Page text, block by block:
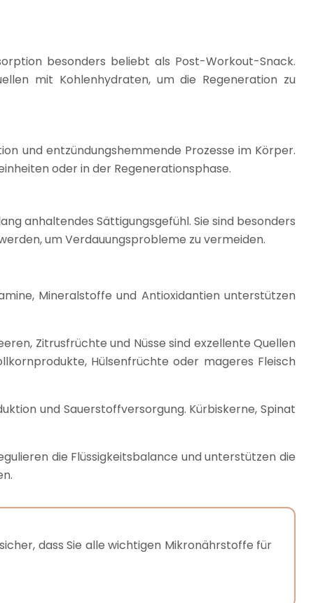
besonders beliebt als Post-Workout-Snack.
mit Kohlenhydraten, um die Regeneration zu
und entzündungshemmende Prozesse im Körper.
oder in der Regenerationsphase.
anhaltendes Sättigungsgefühl. Sie sind besonders
um Verdauungsprobleme zu vermeiden.
Mineralstoffe und Antioxidantien unterstützen
Zitrusfrüchte und Nüsse sind exzellente Quellen
Hülsenfrüchte oder mageres Fleisch
und Sauerstoffversorgung. Kürbiskerne, Spinat
die Flüssigkeitsbalance und unterstützen die
dass Sie alle wichtigen Mikronährstoffe für